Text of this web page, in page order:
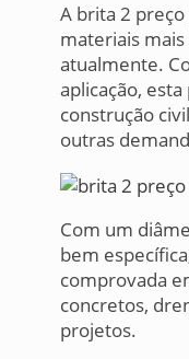
A brita 2
materiais
atualmente.
aplicação,
construção
outras
Com um
bem
comprovada
concretos,
projetos.